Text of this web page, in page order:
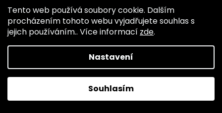
Tento web používá soubory cookie. Dalším
procházením tohoto webu vyjadřujete souhlas s
jejich používáním.. Více informací zde.
Nastavení
Souhlasím
577793-00 SPONKA 27.9 1.5MM DIA 90
Skladem(1 ks)
38 Kč bez DPH
DO KOŠÍKU